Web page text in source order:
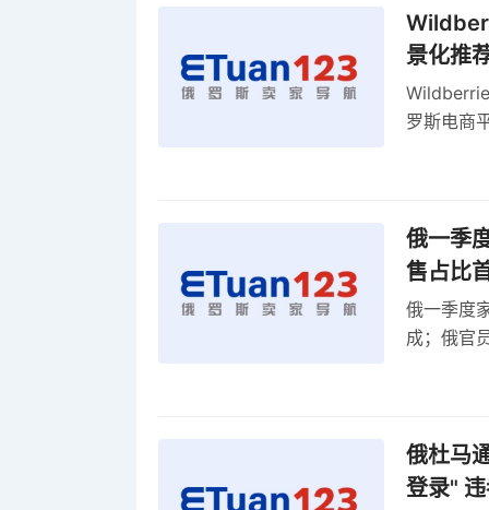
景化推
罗斯电商
俄一季
售占比
俄一季度
成；俄官
俄杜马
登录"